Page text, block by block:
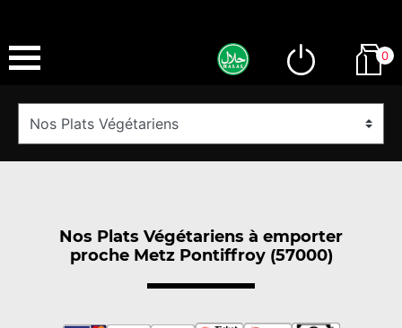
0
Nos Plats Végétariens à emporter
proche Metz Pontiffroy (57000)